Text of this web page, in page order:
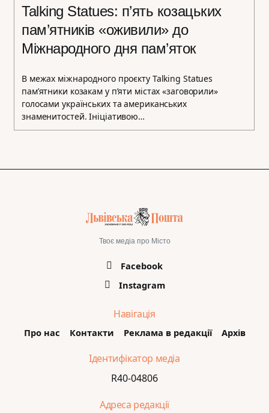
Talking Statues: п’ять козацьких
пам’ятників «оживили» до
Міжнародного дня пам’яток
В межах міжнародного проєкту Talking Statues
пам’ятники козакам у п’яти містах «заговорили»
голосами українських та американських
знаменитостей. Ініціативою…
Твоє медіа про Місто
Facebook
Instagram
Навігація
Про нас Контакти Реклама в редакції Архів
Ідентифікатор медіа
R40-04806
Адреса редакції